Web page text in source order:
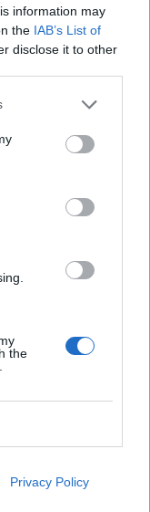
information may
the IAB’s List of
disclose it to other
the
Privacy Policy
2023
για
«κακή
το 2022,
δεν το
η Πόπη